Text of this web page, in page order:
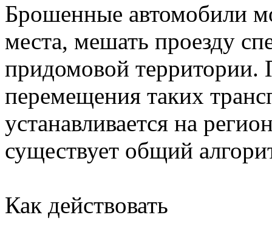
Брошенные автомобили
места, мешать проезду
придомовой территории.
перемещения таких
устанавливается на
существует общий
Как действовать